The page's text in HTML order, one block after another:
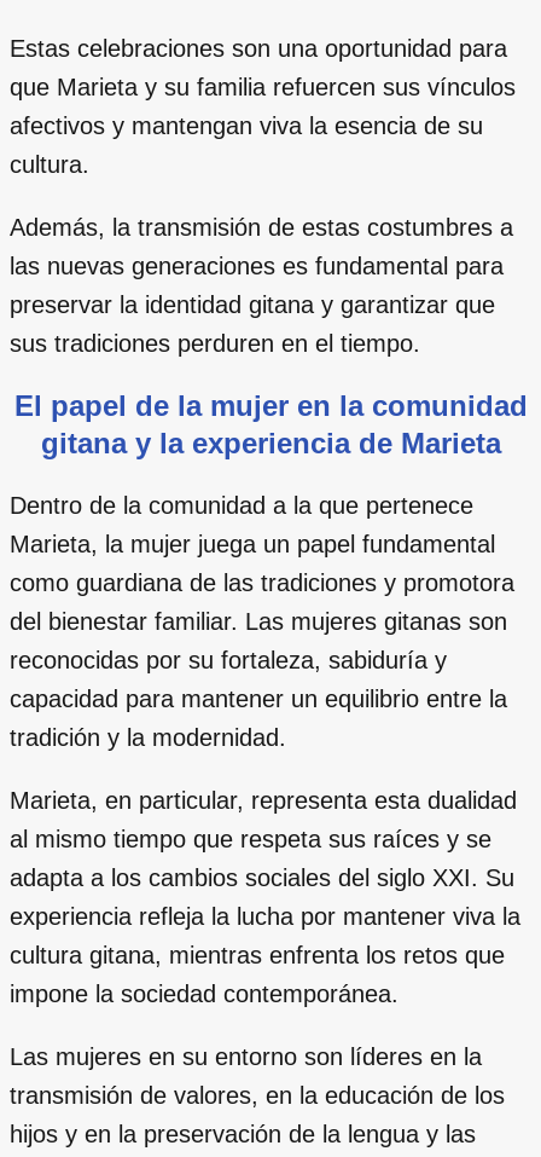
Estas celebraciones son una oportunidad para
que Marieta y su familia refuercen sus vínculos
afectivos y mantengan viva la esencia de su
cultura.
Además, la transmisión de estas costumbres a
las nuevas generaciones es fundamental para
preservar la identidad gitana y garantizar que
sus tradiciones perduren en el tiempo.
El papel de la mujer en la comunidad
gitana y la experiencia de Marieta
Dentro de la comunidad a la que pertenece
Marieta, la mujer juega un papel fundamental
como guardiana de las tradiciones y promotora
del bienestar familiar. Las mujeres gitanas son
reconocidas por su fortaleza, sabiduría y
capacidad para mantener un equilibrio entre la
tradición y la modernidad.
Marieta, en particular, representa esta dualidad
al mismo tiempo que respeta sus raíces y se
adapta a los cambios sociales del siglo XXI. Su
experiencia refleja la lucha por mantener viva la
cultura gitana, mientras enfrenta los retos que
impone la sociedad contemporánea.
Las mujeres en su entorno son líderes en la
transmisión de valores, en la educación de los
hijos y en la preservación de la lengua y las